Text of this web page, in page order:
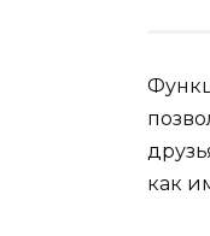
как